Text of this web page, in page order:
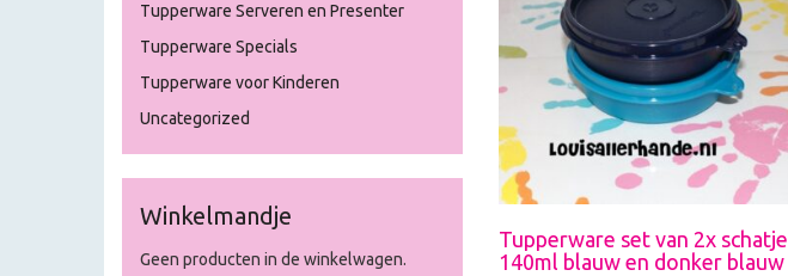
Tupperware Serveren en Presenter
Tupperware Specials
Tupperware voor Kinderen
Uncategorized
Winkelmandje
Geen producten in de winkelwagen.
Tupperware set van 2x schatje
140ml blauw en donker blauw